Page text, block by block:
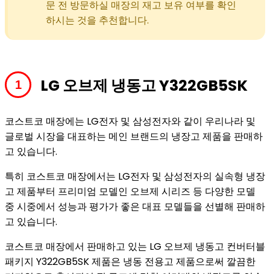
문 전 방문하실 매장의 재고 보유 여부를 확인
하시는 것을 추천합니다.
LG 오브제 냉동고 Y322GB5SK
코스트코 매장에는 LG전자 및 삼성전자와 같이 우리나라 및
글로벌 시장을 대표하는 메인 브랜드의 냉장고 제품을 판매하
고 있습니다.
특히 코스트코 매장에서는 LG전자 및 삼성전자의 실속형 냉장
고 제품부터 프리미엄 모델인 오브제 시리즈 등 다양한 모델
중 시중에서 성능과 평가가 좋은 대표 모델들을 선별해 판매하
고 있습니다.
코스트코 매장에서 판매하고 있는 LG 오브제 냉동고 컨버터블
패키지 Y322GB5SK 제품은 냉동 전용고 제품으로써 깔끔한